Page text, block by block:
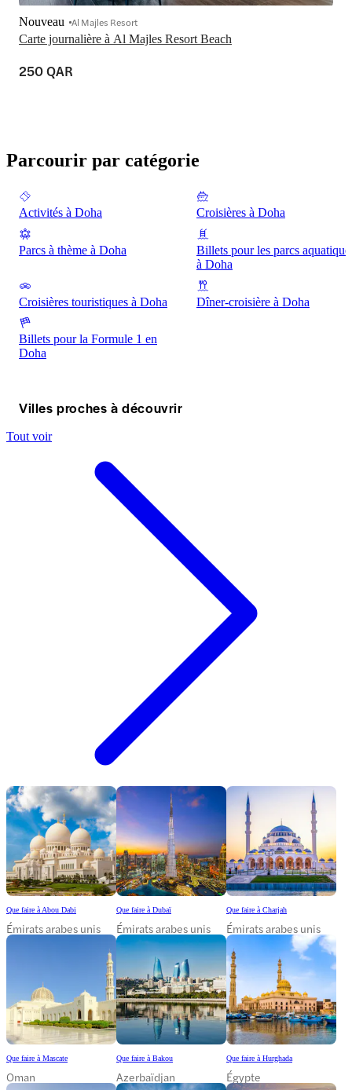
Carte journalière à Al Majles Resort Beach
Nouveau Al Majles Resort
250 QAR
Parcourir par catégorie
Activités à Doha Croisières à Doha
Parcs à thème à Doha
Billets pour les parcs
à Doha
Croisières touristiques à Doha Dîner-croisière à Doha
Billets pour la Formule 1 en
Doha
Villes proches à découvrir
Tout voir
Que faire à Abou Dabi
Émirats arabes unis
Que faire à Dubaï
Émirats arabes unis
Que faire à Charjah
Émirats arabes unis
Que faire à Mascate
Oman
Que faire à Bakou
Azerbaïdjan
Que faire à Hurghada
Égypte